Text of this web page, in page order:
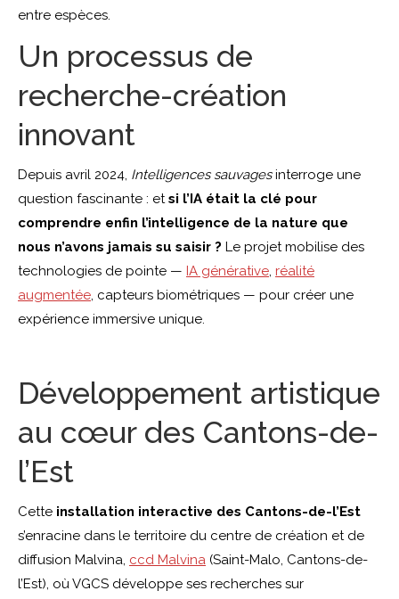
entre espèces.
Un processus de
recherche-création
innovant
Depuis avril 2024, Intelligences sauvagesinterroge une
question fascinante : etsi l’IA était la clé pour
comprendre enfin l’intelligence de la nature que
nous n’avons jamais su saisir ? Le projet mobilise des
technologies de pointe — IA générative, réalité
augmentée, capteurs biométriques — pour créer une
expérience immersive unique.
Développement artistique
au cœur des Cantons-de-
l’Est
Cette installation interactive des Cantons-de-l’Est
s’enracine dans le territoire du centre de création et de
diffusion Malvina, ccd Malvina (Saint-Malo, Cantons-de-
l’Est), où VGCS développe ses recherches sur